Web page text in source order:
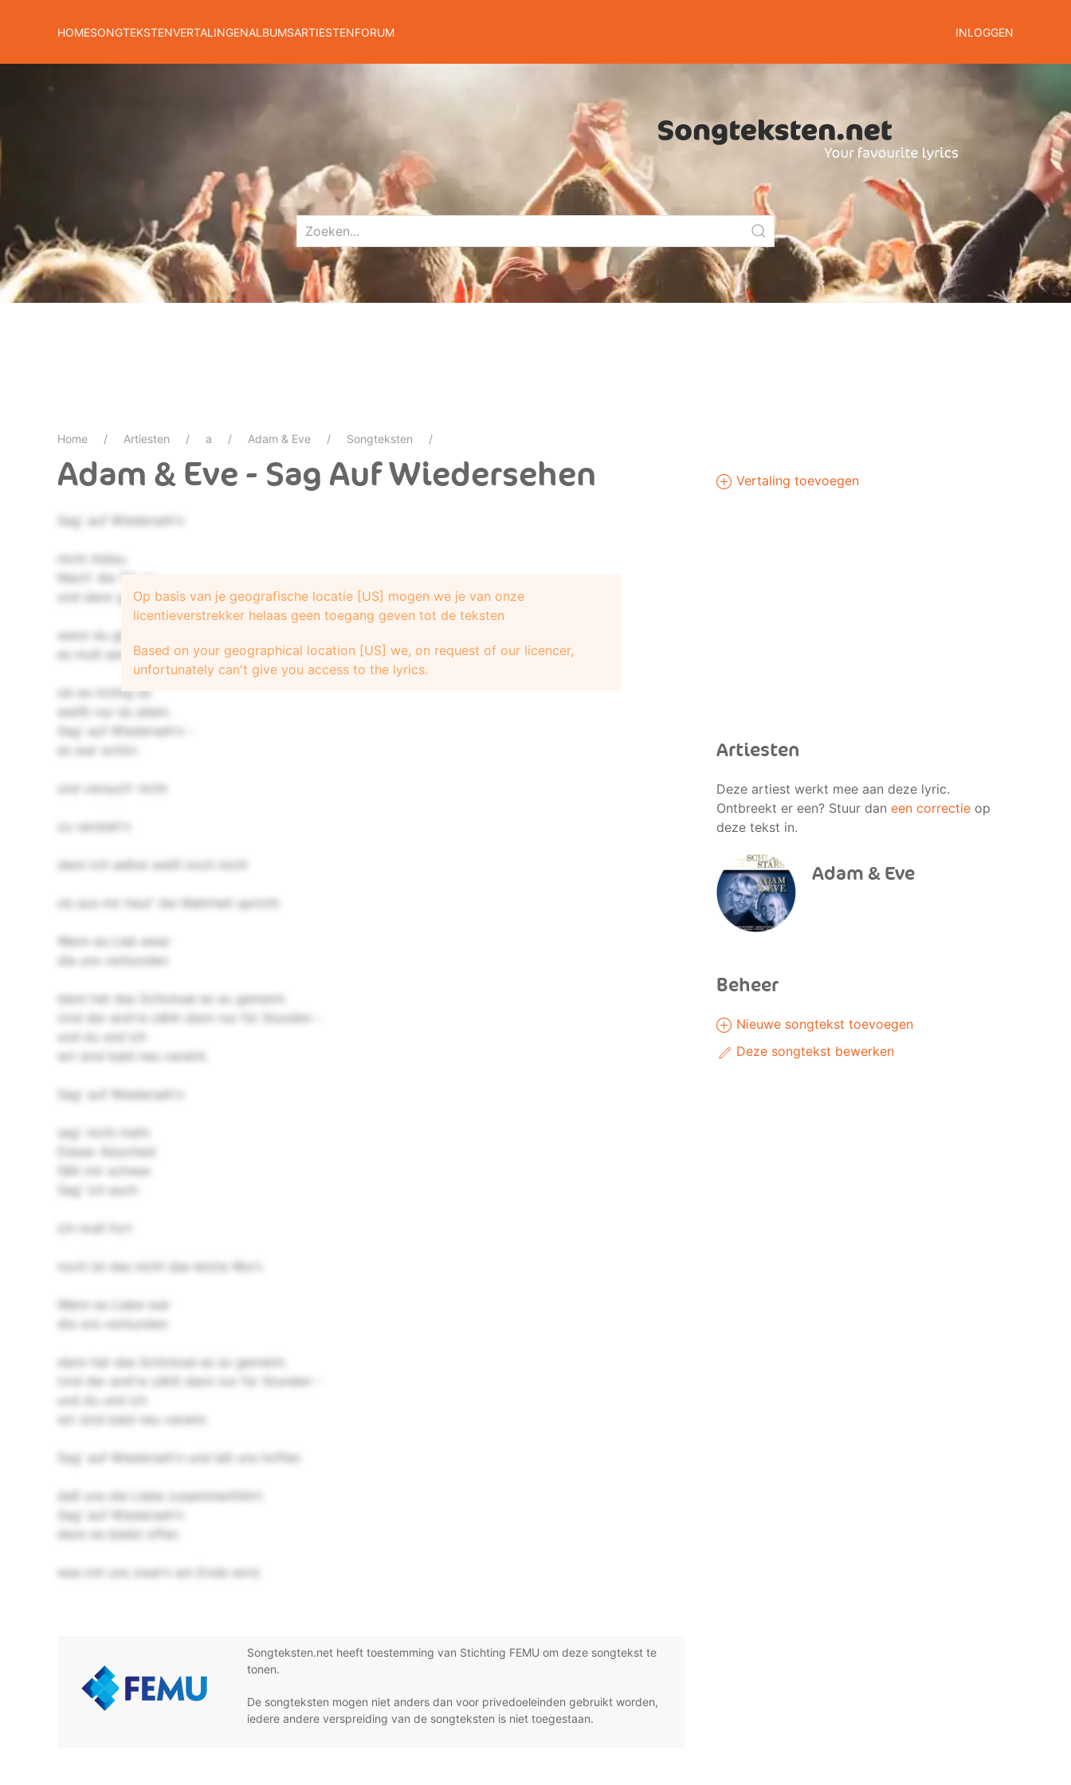
HOMESONGTEKSTENVERTALINGENALBUMSARTIESTENFORUM INLOGGEN
Home Artiesten a Adam & Eve Songteksten
Adam & Eve - Sag Auf Wiedersehen
Sag' auf Wiederseh'n
nicht Adieu.
Mach' die Tür zu
und dann geh'
wenn du glaubst
es muß sein
ob es richtig ist
weißt nur du allein.
Sag' auf Wiederseh'n -
es war schön
und versuch' nicht
zu versteh'n
denn ich selbst weiß noch nicht
ob aus mir heut' die Wahrheit spricht.
Wenn es Lieb ewar
die uns verbunden
dann hat das Schicksal es so gemeint.
Und der and're zählt dann nur für Stunden -
und du und ich
wir sind bald neu vereint.
Sag' auf Wiederseh'n
sag' nicht mehr.
Dieser Abschied
fällt mir schwer.
Sag' ich auch
ich muß fort
noch ist das nicht das letzte Wort.
Wenn es Liebe war
die uns verbunden
dann hat das Schicksal es so gemeint.
Und der and're zählt dann nur für Stunden -
und du und ich
wir sind bald neu vereint.
Sag' auf Wiederseh'n und laß uns hoffen
daß uns die Liebe zusammenführt.
Sag' auf Wiederseh'n
denn es bleibt offen
was mit uns zwei'n am Ende wird.
Op basis van je geografische locatie [US] mogen we je van onze
licentieverstrekker helaas geen toegang geven tot de teksten
Based on your geographical location [US] we, on request of our licencer,
unfortunately can't give you access to the lyrics.
Songteksten.net heeft toestemming van Stichting FEMU om deze songtekst te
tonen.
De songteksten mogen niet anders dan voor privedoeleinden gebruikt worden,
iedere andere verspreiding van de songteksten is niet toegestaan.
Vertaling toevoegen
Artiesten
Deze artiest werkt mee aan deze lyric.
Ontbreekt er een? Stuur dan een correctieop
deze tekst in.
Adam & Eve
Beheer
Nieuwe songtekst toevoegen
Deze songtekst bewerken